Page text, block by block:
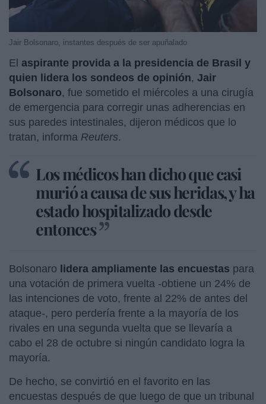
Jair Bolsonaro, instantes después de ser apuñalado
El aspirante provida a la presidencia de Brasil y
quien lidera los sondeos de opinión, Jair
Bolsonaro, fue sometido el miércoles a una cirugía
de emergencia para corregir unas adherencias en
sus paredes intestinales, dijeron médicos que lo
tratan, informa Reuters.
Los médicos han dicho que casi
murió a causa de sus heridas, y ha
estado hospitalizado desde
entonces
Bolsonaro lidera ampliamente las encuestas para
una votación de primera vuelta -obtiene un 24% de
las intenciones de voto, frente al 22% de antes del
ataque-, pero perdería frente a la mayoría de los
rivales en una segunda vuelta que se llevaría a
cabo el 28 de octubre si ningún candidato logra la
mayoría.
De hecho, se convirtió en el favorito en las
encuestas después de que luego de que un tribunal